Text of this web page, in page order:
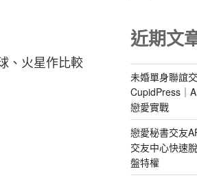
、火星作比較
近期文
未婚單身聯誼
CupidPress｜
戀愛實戰
戀愛秘書交友
交友中心快速
盤特權